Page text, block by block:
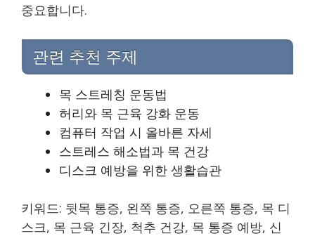
중요합니다.
관련 추천 주제
목 스트레칭 운동법
허리와 목 근육 강화 운동
컴퓨터 작업 시 올바른 자세
스트레스 해소법과 목 건강
디스크 예방을 위한 생활습관
키워드: 뒷목 통증, 왼쪽 통증, 오른쪽 통증, 목 디
스크, 목 근육 긴장, 척추 건강, 목 통증 예방, 신